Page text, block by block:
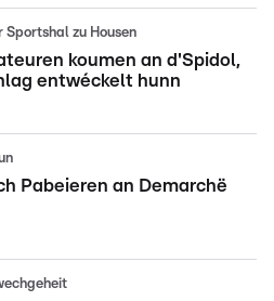
Sportshal zu Housen
koumen an d'Spidol,
entwéckelt hunn
Pabeieren an Demarchë